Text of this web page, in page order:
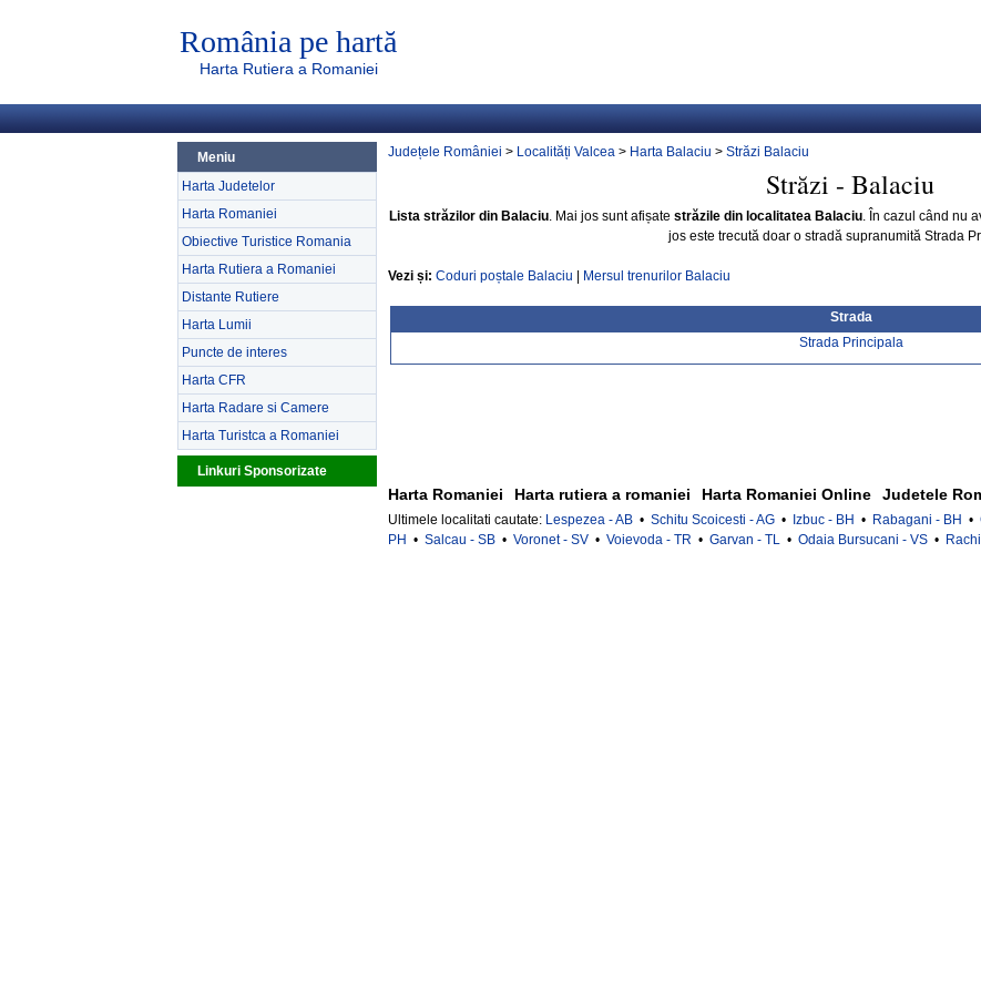
România pe hartă
Harta Rutiera a Romaniei
Meniu
Harta Judetelor
Harta Romaniei
Obiective Turistice Romania
Harta Rutiera a Romaniei
Distante Rutiere
Harta Lumii
Puncte de interes
Harta CFR
Harta Radare si Camere
Harta Turistca a Romaniei
Linkuri Sponsorizate
Județele României > Localități Valcea > Harta Balaciu > Străzi Balaciu
Străzi - Balaciu
Lista străzilor din Balaciu. Mai jos sunt afișate străzile din localitatea Balaciu. În cazul când nu
jos este trecută doar o stradă supranumită Strada
Vezi și: Coduri poștale Balaciu Mersul trenurilor Balaciu
Strada
Strada Principala
Harta Romaniei Harta rutiera a romaniei Harta Romaniei Online Judetele
Ultimele localitati cautate: Lespezea - AB • Schitu Scoicesti - AG • Izbuc - BH • Rabagani - BH •
PH • Salcau - SB • Voronet - SV • Voievoda - TR • Garvan - TL • Odaia Bursucani - VS •